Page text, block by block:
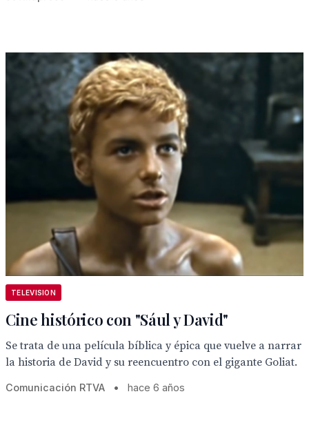
TELEVISION
Cine histórico con "Sául y David"
Se trata de una película bíblica y épica que vuelve a narrar
la historia de David y su reencuentro con el gigante Goliat.
Comunicación RTVA • hace 6 años